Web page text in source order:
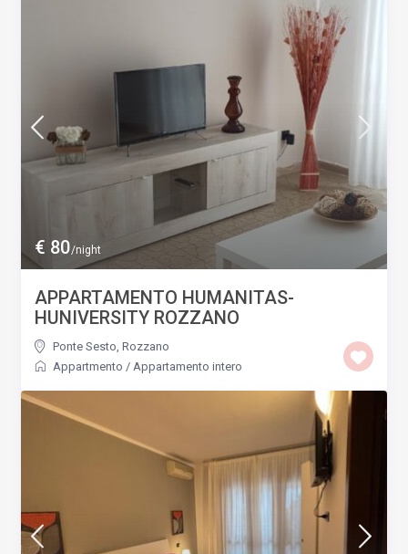
€ 80/night
APPARTAMENTO HUMANITAS-
HUNIVERSITY ROZZANO
Ponte Sesto,Rozzano
Appartmento /Appartamento intero